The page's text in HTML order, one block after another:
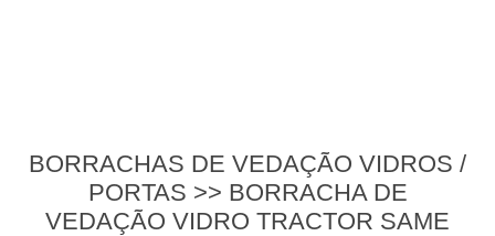
BORRACHAS DE VEDAÇÃO VIDROS /
PORTAS >> BORRACHA DE
VEDAÇÃO VIDRO TRACTOR SAME